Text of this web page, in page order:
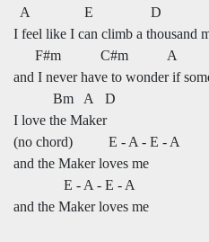
A E D
I feel like I can climb a thousand
F#m C#m A
and I never have to wonder if
Bm A D
I love the Maker
(no chord) E - A - E - A
and the Maker loves me
E - A - E - A
and the Maker loves me